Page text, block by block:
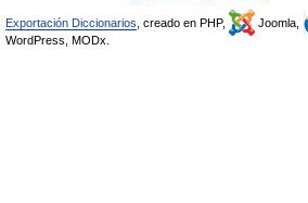
Exportación Diccionarios , creado en PHP, Joomla,
WordPress, MODx.